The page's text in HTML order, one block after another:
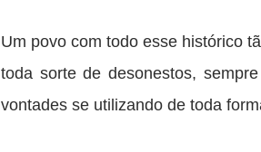
Um povo com todo esse histórico
toda sorte de desonestos,
vontades se utilizando de toda